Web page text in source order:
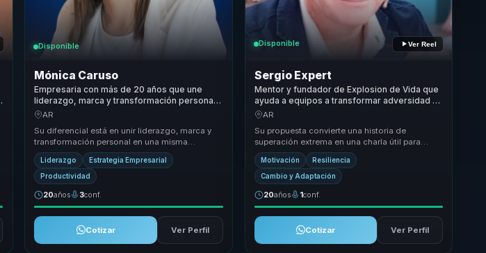
Disponible
Mónica Caruso
Empresaria con más de 20 años que une
liderazgo, marca y transformación personal
para fortalecer posicionamiento y
AR
Su diferencial está en unir liderazgo, marca y
transformación personal en una misma
propuesta. Hace que conversaciones sobre
cambio, tran...
Liderazgo Estrategia Empresarial
Productividad
20años 3conf.
Cotizar Ver Perfil
Disponible Ver Reel
Sergio Expert
Mentor y fundador de Explosion de Vida que
ayuda a equipos a transformar adversidad en
resiliencia, foco y fortaleza mental.
AR
Su propuesta convierte una historia de
superación extrema en una charla útil para
cultura, actitud y liderazgo. No inspira desde lo
abstr...
Motivación Resiliencia
Cambio y Adaptación
20años 1conf.
Cotizar Ver Perfil